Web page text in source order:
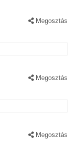
Megosztás
Megosztás
Megosztás